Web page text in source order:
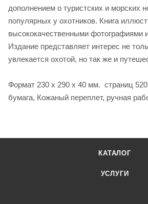
дополнением о туристских и морских
популярных у охотников. Книга
высококачественными фотографиями
Издание представляет интерес не
увлекается охотой, но так же и
Формат 230 х 290 х 40 мм. страниц
бумага, Кожаный переплет, ручная
КАТАЛОГ
УСЛУГИ